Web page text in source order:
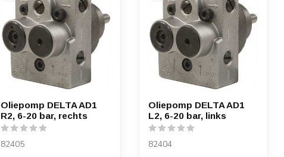
Oliepomp DELTA AD1
R2, 6-20 bar, rechts
82405
Oliepomp DELTA AD1
L2, 6-20 bar, links
82404